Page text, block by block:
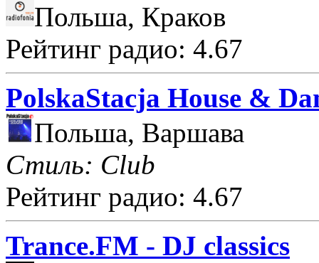
Польша, Краков
Рейтинг радио: 4.67
PolskaStacja House &
Польша, Варшава
Стиль: Club
Рейтинг радио: 4.67
Trance.FM - DJ classics